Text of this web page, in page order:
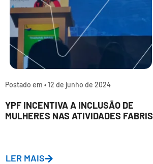
Postado em •12 de junho de 2024
YPF INCENTIVA A INCLUSÃO DE
MULHERES NAS ATIVIDADES FABRIS
LER MAIS